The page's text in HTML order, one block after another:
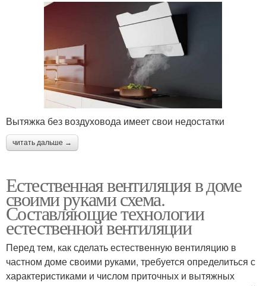
Вытяжка без воздуховода имеет свои недостатки
читать дальше →
Естественная вентиляция в доме
своими руками схема.
Составляющие технологии
естественной вентиляции
Перед тем, как сделать естественную вентиляцию в
частном доме своими руками, требуется определиться с
характеристиками и числом приточных и вытяжных